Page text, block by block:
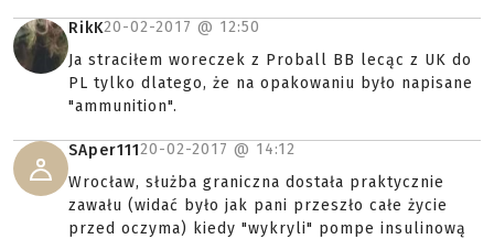
RikK20-02-2017 @ 12:50
Ja straciłem woreczek z Proball BB lecąc z UK do
PL tylko dlatego, że na opakowaniu było napisane
"ammunition".
SAper11120-02-2017 @ 14:12
Wrocław, służba graniczna dostała praktycznie
zawału (widać było jak pani przeszło całe życie
przed oczyma) kiedy "wykryli" pompe insulinową